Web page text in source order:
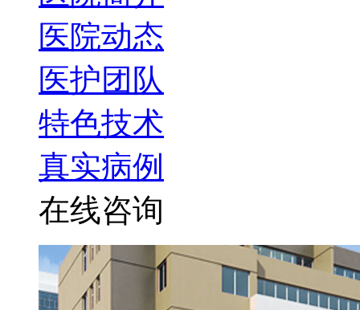
医院动态
医护团队
特色技术
真实病例
在线咨询